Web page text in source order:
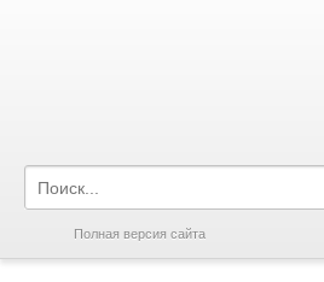
Полная версия сайта